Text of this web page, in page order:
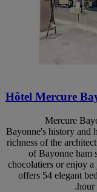
Hôtel Mercure
Mercure
Bayonne's history and
richness of the
of Bayonne ham
chocolatiers or enjoy
offers 54 elegant
hour